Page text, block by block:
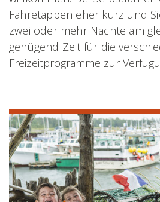
Fahretappen eher kurz und
zwei oder mehr Nächte am
genügend Zeit für die
Freizeitprogramme zur